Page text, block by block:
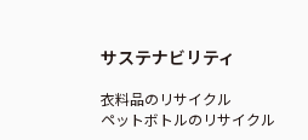
サステナビリティ
衣料品のリサイクル
ペットボトルのリサイクル